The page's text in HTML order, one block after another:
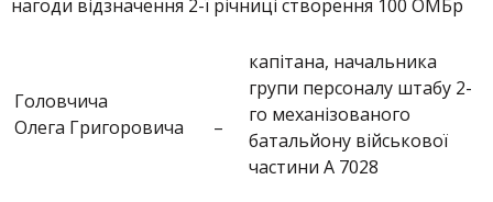
нагоди відзначення 2-ї річниці створення 100 ОМБр
Головчича
Олега Григоровича
–
капітана, начальника
групи персоналу штабу 2-
го механізованого
батальйону військової
частини А 7028